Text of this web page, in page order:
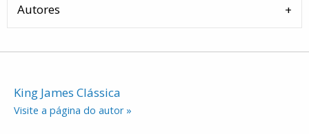
Autores
King James Clássica
Visite a página do autor »